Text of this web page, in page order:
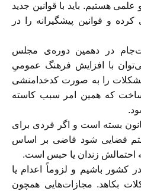
هستیم. باید با قوانین جدید
و قوانین پیشگیرانه را در
در دهمین دوره‌ی مجلس
با افزایش فرهنگ عمومیِ
را به صورت کدخدامنشی
که همین امر سبب کاسته
بسته است و اگر فردی برای
قضایی شود قاضی بر اساس
احتمالش زندان یا حبس است.
کشور باشیم و لزوماً اعدام یا
بکاهد. مجازات‌هایی همچون